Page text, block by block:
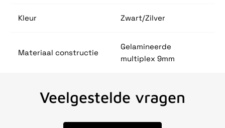
Kleur Zwart/Zilver
Materiaal constructie
Gelamineerde
multiplex 9mm
Veelgestelde vragen